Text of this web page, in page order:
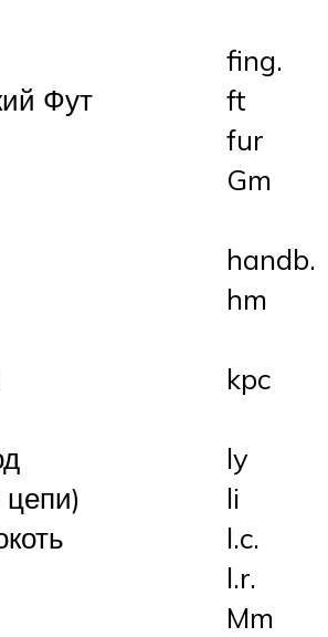
fing.
Фут
ft
fur
Gm
handb.
hm
kpc
ly
li
l.c.
l.r.
Mm